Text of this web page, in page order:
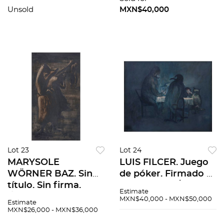
Unsold
MXN$40,000
Lot 23
MARYSOLE
WÖRNER BAZ. Sin
título. Sin firma.
masonite. 107 x 60
Estimate
MXN$26,000 - MXN$36,000
Lot 24
LUIS FILCER. Juego
de póker. Firmado y
sobre tela. 64 x 79.5
Estimate
MXN$40,000 - MXN$50,000